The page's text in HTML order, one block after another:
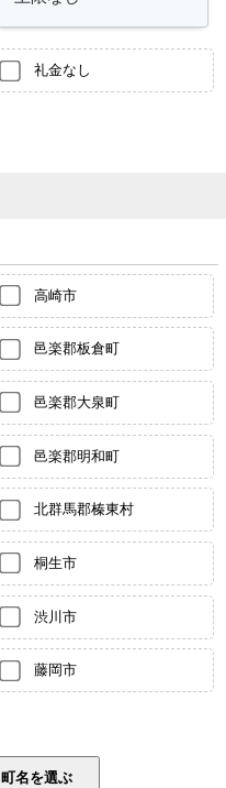
礼金なし
高崎市
邑楽郡板倉町
邑楽郡大泉町
邑楽郡明和町
北群馬郡榛東村
桐生市
渋川市
藤岡市